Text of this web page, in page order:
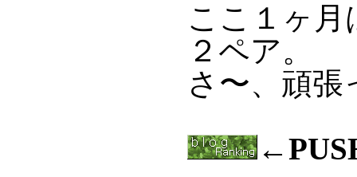
ここ１ヶ
２ペア。
さ〜、頑